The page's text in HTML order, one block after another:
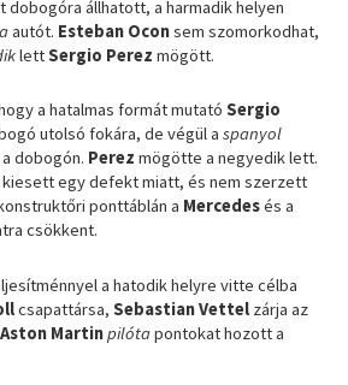
dobogóra állhatott, a harmadik helyen
autót. Esteban Oconsem szomorkodhat,
lettSergio Perez mögött.
a hatalmas formát mutatóSergio
utolsó fokára, de végül aspanyol
dobogón. Perezmögötte a negyedik lett.
kiesett egy defekt miatt, és nem szerzett
ponttáblán a Mercedesés a
csökkent.
a hatodik helyre vitte célba
csapattársa,Sebastian Vettel zárja az
Aston Martinpilótapontokat hozott a